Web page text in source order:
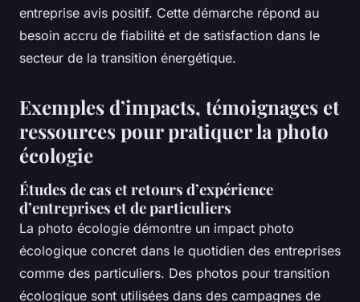
entreprise avis positif. Cette démarche répond au
besoin accru de fiabilité et de satisfaction dans le
secteur de la transition énergétique.
Exemples d’impacts, témoignages et
ressources pour pratiquer la photo
écologie
Études de cas et retours d’expérience
d’entreprises et de particuliers
La photo écologie démontre un impact photo
écologique concret dans le quotidien des entreprises
comme des particuliers. Des photos pour transition
écologique sont utilisées dans des campagnes de